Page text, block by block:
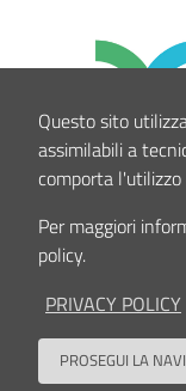
Questo sito
assimilabili a
comporta
Per maggiori
policy.
PRIVACY POLICY
PROSEGUI LA